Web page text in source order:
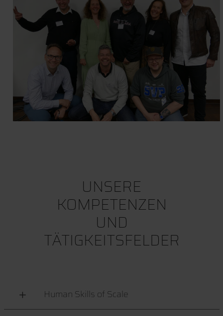
UNSERE
KOMPETENZEN
UND
TÄTIGKEITSFELDER
Human Skills of Scale